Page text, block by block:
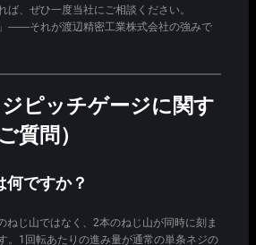
ば、ぜひ一度当社にご相談ください。
」――それが渡辺精密工業株式会社の強みで
ジピッチゲージに関す
質問）
何ですか？
ねじ山ではなく、2本のねじ山が同時に刻ま
。1回転あたりの進み量が通常の単条ネジの